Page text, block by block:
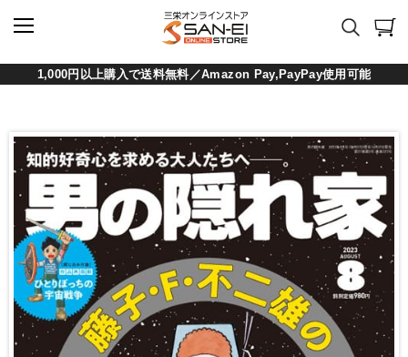
1,000円以上購入で送料無料／Amazon Pay,PayPay使用可能